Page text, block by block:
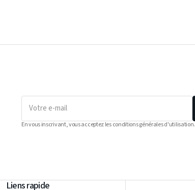
Votre
mail
En vous inscrivant, vous acceptez les conditions générales d'utilisation.
Liens rapide